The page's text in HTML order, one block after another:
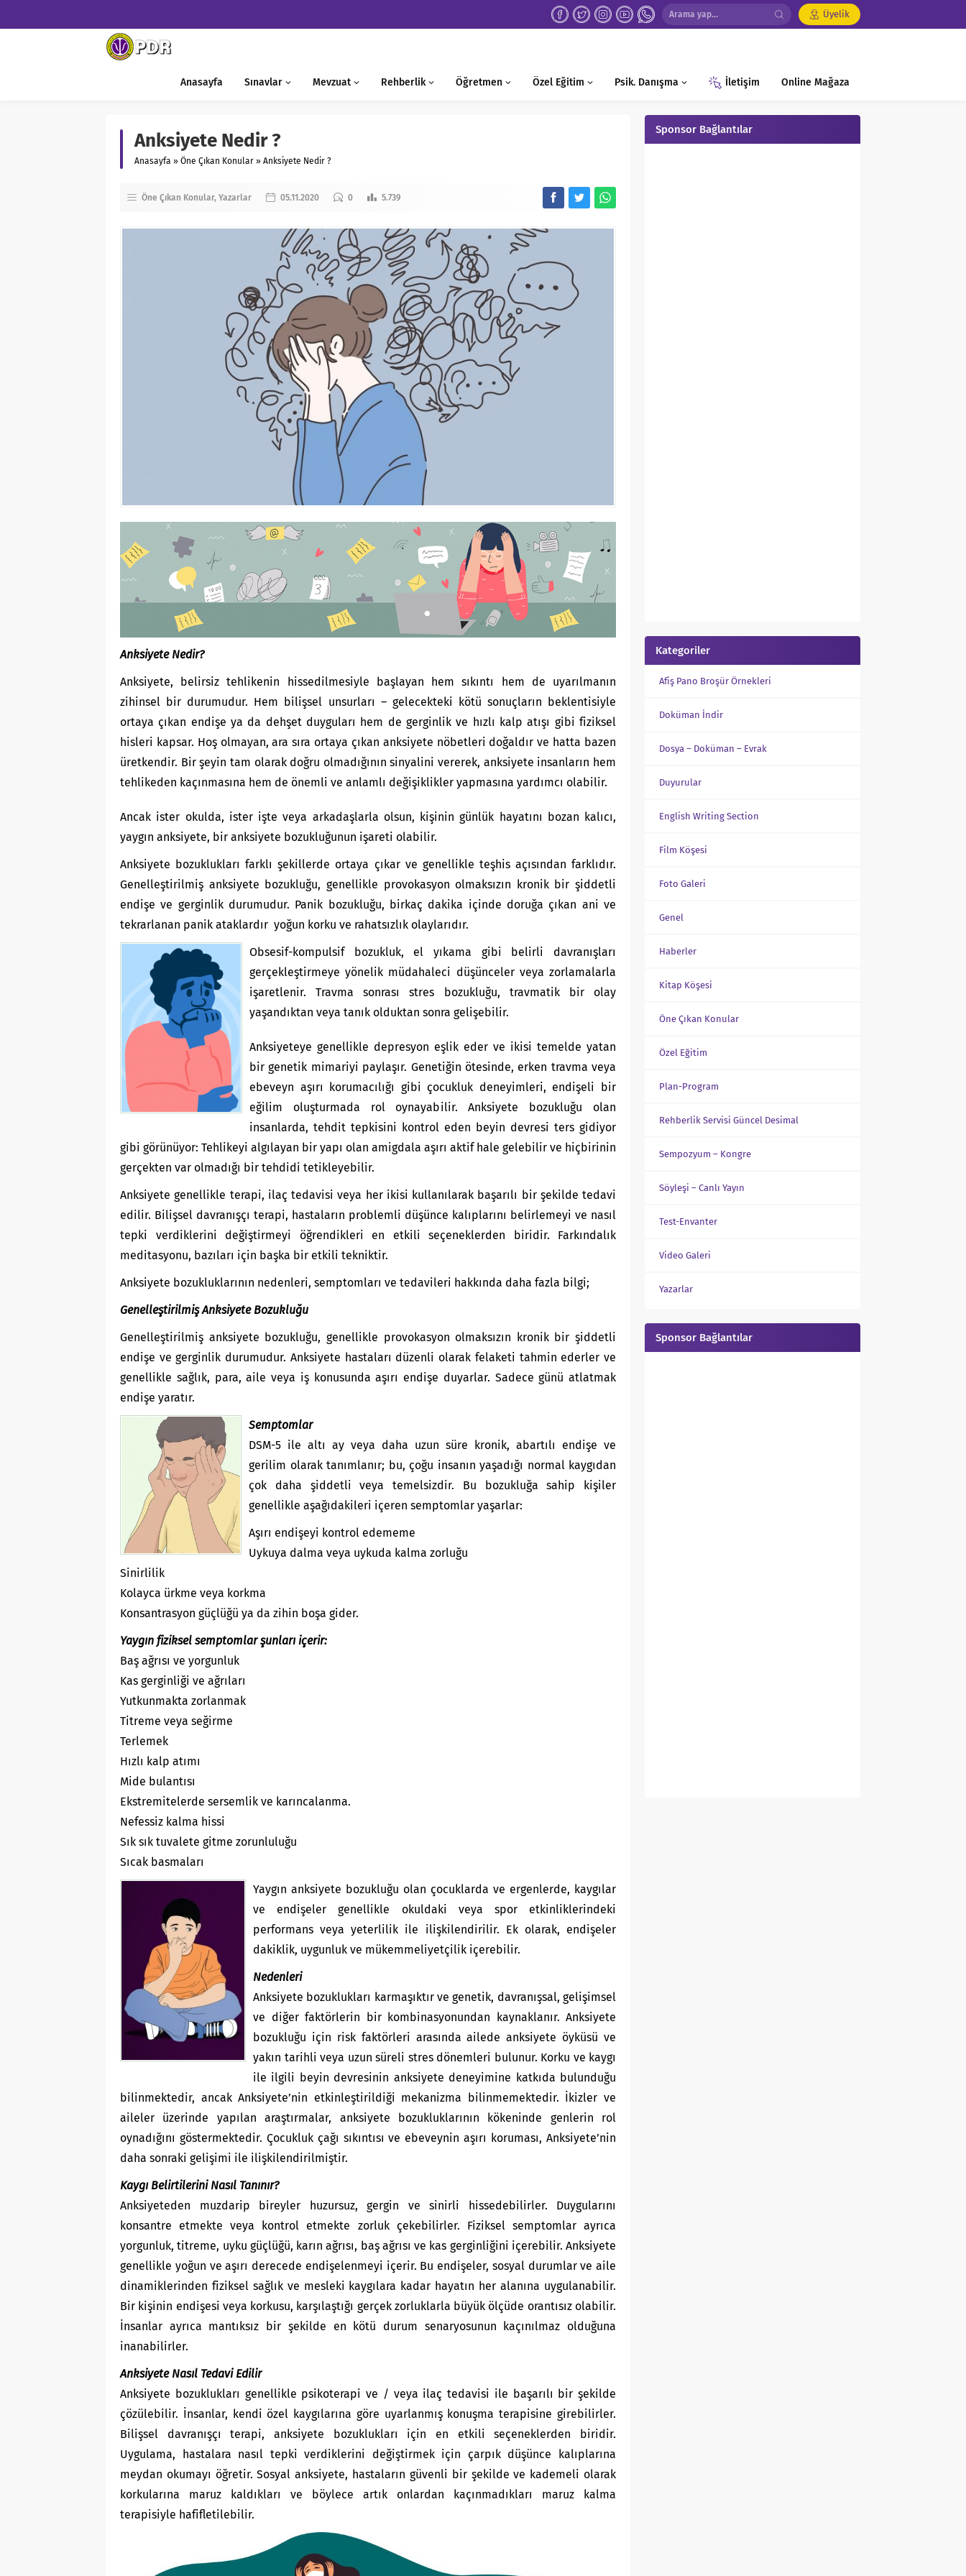
Üyelik
Anasayfa Sınavlar Mevzuat Rehberlik Öğretmen Özel Eğitim Psik. Danışma İletişim Online Mağaza
Anksiyete Nedir ?
Anasayfa » Öne Çıkan Konular » Anksiyete Nedir ?
Öne Çıkan Konular Yazarlar 05.11.2020 0 5.739
Anksiyete Nedir?
Anksiyete, belirsiz tehlikenin hissedilmesiyle başlayan hem sıkıntı hem de uyarılmanın
zihinsel bir durumudur. Hem bilişsel unsurları – gelecekteki kötü sonuçların beklentisiyle
ortaya çıkan endişe ya da dehşet duyguları hem de gerginlik ve hızlı kalp atışı gibi fiziksel
hisleri kapsar. Hoş olmayan, ara sıra ortaya çıkan anksiyete nöbetleri doğaldır ve hatta bazen
üretkendir. Bir şeyin tam olarak doğru olmadığının sinyalini vererek, anksiyete insanların hem
tehlikeden kaçınmasına hem de önemli ve anlamlı değişiklikler yapmasına yardımcı olabilir.
Ancak ister okulda, ister işte veya arkadaşlarla olsun, kişinin günlük hayatını bozan kalıcı,
yaygın anksiyete, bir anksiyete bozukluğunun işareti olabilir.
Anksiyete bozuklukları farklı şekillerde ortaya çıkar ve genellikle teşhis açısından farklıdır.
Genelleştirilmiş anksiyete bozukluğu, genellikle provokasyon olmaksızın kronik bir şiddetli
endişe ve gerginlik durumudur. Panik bozukluğu, birkaç dakika içinde doruğa çıkan ani ve
tekrarlanan panik ataklardır yoğun korku ve rahatsızlık olaylarıdır.
Obsesif-kompulsif bozukluk, el yıkama gibi belirli davranışları
gerçekleştirmeye yönelik müdahaleci düşünceler veya zorlamalarla
işaretlenir. Travma sonrası stres bozukluğu, travmatik bir olay
yaşandıktan veya tanık olduktan sonra gelişebilir.
Anksiyeteye genellikle depresyon eşlik eder ve ikisi temelde yatan
bir genetik mimariyi paylaşır. Genetiğin ötesinde, erken travma veya
ebeveyn aşırı korumacılığı gibi çocukluk deneyimleri, endişeli bir
eğilim oluşturmada rol oynayabilir. Anksiyete bozukluğu olan
insanlarda, tehdit tepkisini kontrol eden beyin devresi ters gidiyor
gibi görünüyor: Tehlikeyi algılayan bir yapı olan amigdala aşırı aktif hale gelebilir ve hiçbirinin
gerçekten var olmadığı bir tehdidi tetikleyebilir.
Anksiyete genellikle terapi, ilaç tedavisi veya her ikisi kullanılarak başarılı bir şekilde tedavi
edilir. Bilişsel davranışçı terapi, hastaların problemli düşünce kalıplarını belirlemeyi ve nasıl
tepki verdiklerini değiştirmeyi öğrendikleri en etkili seçeneklerden biridir. Farkındalık
meditasyonu, bazıları için başka bir etkili tekniktir.
Anksiyete bozukluklarının nedenleri, semptomları ve tedavileri hakkında daha fazla bilgi;
Genelleştirilmiş Anksiyete Bozukluğu
Genelleştirilmiş anksiyete bozukluğu, genellikle provokasyon olmaksızın kronik bir şiddetli
endişe ve gerginlik durumudur. Anksiyete hastaları düzenli olarak felaketi tahmin ederler ve
genellikle sağlık, para, aile veya iş konusunda aşırı endişe duyarlar. Sadece günü atlatmak
endişe yaratır.
Semptomlar
DSM-5 ile altı ay veya daha uzun süre kronik, abartılı endişe ve
gerilim olarak tanımlanır; bu, çoğu insanın yaşadığı normal kaygıdan
çok daha şiddetli veya temelsizdir. Bu bozukluğa sahip kişiler
genellikle aşağıdakileri içeren semptomlar yaşarlar:
Aşırı endişeyi kontrol edememe
Uykuya dalma veya uykuda kalma zorluğu
Sinirlilik
Kolayca ürkme veya korkma
Konsantrasyon güçlüğü ya da zihin boşa gider.
Yaygın fiziksel semptomlar şunları içerir:
Baş ağrısı ve yorgunluk
Kas gerginliği ve ağrıları
Yutkunmakta zorlanmak
Titreme veya seğirme
Terlemek
Hızlı kalp atımı
Mide bulantısı
Ekstremitelerde sersemlik ve karıncalanma.
Nefessiz kalma hissi
Sık sık tuvalete gitme zorunluluğu
Sıcak basmaları
Yaygın anksiyete bozukluğu olan çocuklarda ve ergenlerde, kaygılar
ve endişeler genellikle okuldaki veya spor etkinliklerindeki
performans veya yeterlilik ile ilişkilendirilir. Ek olarak, endişeler
dakiklik, uygunluk ve mükemmeliyetçilik içerebilir.
Nedenleri
Anksiyete bozuklukları karmaşıktır ve genetik, davranışsal, gelişimsel
ve diğer faktörlerin bir kombinasyonundan kaynaklanır. Anksiyete
bozukluğu için risk faktörleri arasında ailede anksiyete öyküsü ve
yakın tarihli veya uzun süreli stres dönemleri bulunur. Korku ve kaygı
ile ilgili beyin devresinin anksiyete deneyimine katkıda bulunduğu
bilinmektedir, ancak Anksiyete’nin etkinleştirildiği mekanizma bilinmemektedir. İkizler ve
aileler üzerinde yapılan araştırmalar, anksiyete bozukluklarının kökeninde genlerin rol
oynadığını göstermektedir. Çocukluk çağı sıkıntısı ve ebeveynin aşırı koruması, Anksiyete’nin
daha sonraki gelişimi ile ilişkilendirilmiştir.
Kaygı Belirtilerini Nasıl Tanınır?
Anksiyeteden muzdarip bireyler huzursuz, gergin ve sinirli hissedebilirler. Duygularını
konsantre etmekte veya kontrol etmekte zorluk çekebilirler. Fiziksel semptomlar ayrıca
yorgunluk, titreme, uyku güçlüğü, karın ağrısı, baş ağrısı ve kas gerginliğini içerebilir. Anksiyete
genellikle yoğun ve aşırı derecede endişelenmeyi içerir. Bu endişeler, sosyal durumlar ve aile
dinamiklerinden fiziksel sağlık ve mesleki kaygılara kadar hayatın her alanına uygulanabilir.
Bir kişinin endişesi veya korkusu, karşılaştığı gerçek zorluklarla büyük ölçüde orantısız olabilir.
İnsanlar ayrıca mantıksız bir şekilde en kötü durum senaryosunun kaçınılmaz olduğuna
inanabilirler.
Anksiyete Nasıl Tedavi Edilir
Anksiyete bozuklukları genellikle psikoterapi ve / veya ilaç tedavisi ile başarılı bir şekilde
çözülebilir. İnsanlar, kendi özel kaygılarına göre uyarlanmış konuşma terapisine girebilirler.
Bilişsel davranışçı terapi, anksiyete bozuklukları için en etkili seçeneklerden biridir.
Uygulama, hastalara nasıl tepki verdiklerini değiştirmek için çarpık düşünce kalıplarına
meydan okumayı öğretir. Sosyal anksiyete, hastaların güvenli bir şekilde ve kademeli olarak
korkularına maruz kaldıkları ve böylece artık onlardan kaçınmadıkları maruz kalma
terapisiyle hafifletilebilir.
Sponsor Bağlantılar
Kategoriler
Afiş Pano Broşür Örnekleri
Doküman İndir
Dosya – Doküman – Evrak
Duyurular
English Writing Section
Film Köşesi
Foto Galeri
Genel
Haberler
Kitap Köşesi
Öne Çıkan Konular
Özel Eğitim
Plan-Program
Rehberlik Servisi Güncel Desimal
Sempozyum – Kongre
Söyleşi – Canlı Yayın
Test-Envanter
Video Galeri
Yazarlar
Sponsor Bağlantılar